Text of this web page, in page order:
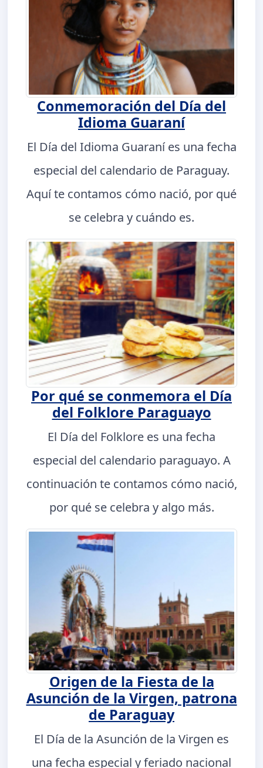
Conmemoración del Día del
Idioma Guaraní
El Día del Idioma Guaraní es una fecha
especial del calendario de Paraguay.
Aquí te contamos cómo nació, por qué
se celebra y cuándo es.
Por qué se conmemora el Día
del Folklore Paraguayo
El Día del Folklore es una fecha
especial del calendario paraguayo. A
continuación te contamos cómo nació,
por qué se celebra y algo más.
Origen de la Fiesta de la
Asunción de la Virgen, patrona
de Paraguay
El Día de la Asunción de la Virgen es
una fecha especial y feriado nacional